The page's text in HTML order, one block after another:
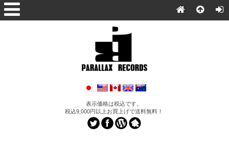
表示価格は税込です。
税込9,000円以上お買上げで送料無料！